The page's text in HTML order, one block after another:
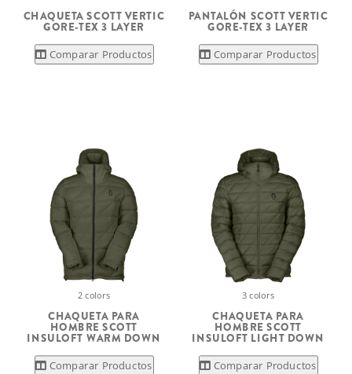
CHAQUETA SCOTT VERTIC
GORE-TEX 3 LAYER
Comparar Productos
PANTALÓN SCOTT VERTIC
GORE-TEX 3 LAYER
Comparar Productos
2 colors
CHAQUETA PARA
HOMBRE SCOTT
INSULOFT WARM DOWN
Comparar Productos
3 colors
CHAQUETA PARA
HOMBRE SCOTT
INSULOFT LIGHT DOWN
Comparar Productos